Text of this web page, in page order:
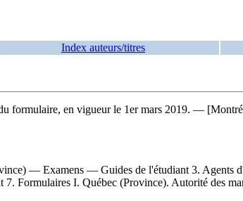
Index auteurs/titres
formulaire, en vigueur le 1er mars 2019. —
— Examens — Guides de l'étudiant 3. Agents
I. Québec (Province). Autorité des